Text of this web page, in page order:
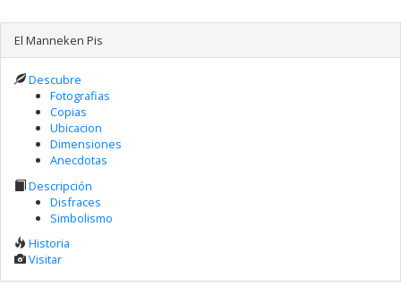
El Manneken Pis
Descubre
Fotografias
Copias
Ubicacion
Dimensiones
Anecdotas
Descripción
Disfraces
Simbolismo
Historia
Visitar